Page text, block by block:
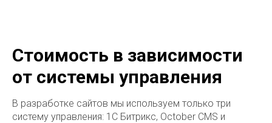
Стоимость в зависимости
от системы управления
В разработке сайтов мы используем только три
систему управления: 1С Битрикс, October CMS и